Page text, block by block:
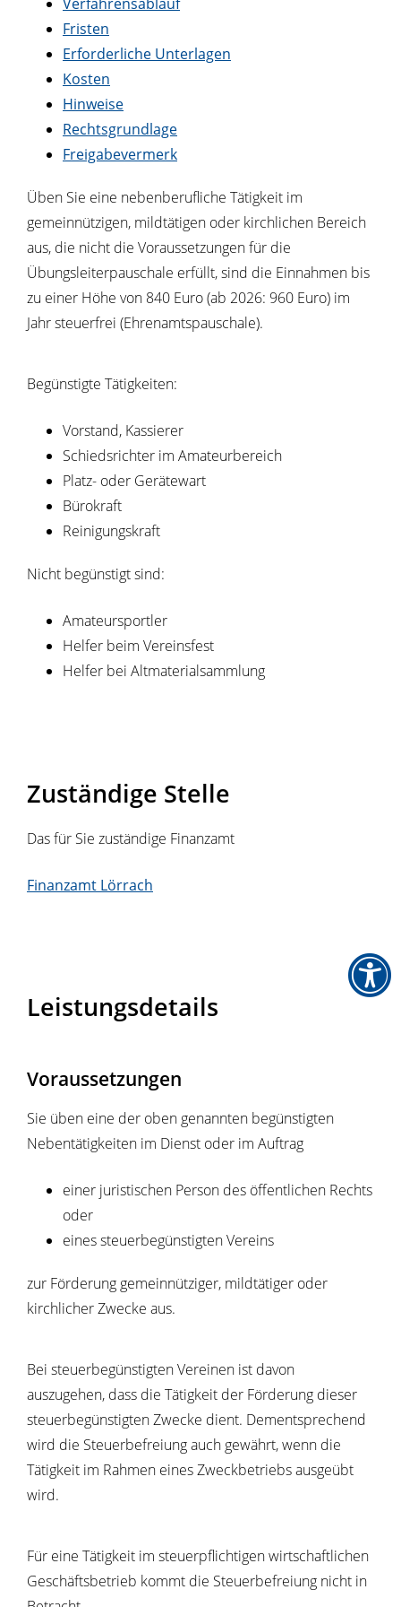
Fristen
Erforderliche Unterlagen
Kosten
Hinweise
Rechtsgrundlage
Freigabevermerk
Üben Sie eine nebenberufliche Tätigkeit im
gemeinnützigen, mildtätigen oder kirchlichen Bereich
aus, die nicht die Voraussetzungen für die
Übungsleiterpauschale erfüllt, sind die Einnahmen bis
zu einer Höhe von 840 Euro (ab 2026: 960 Euro) im
Jahr steuerfrei (Ehrenamtspauschale).
Begünstigte Tätigkeiten:
Vorstand, Kassierer
Schiedsrichter im Amateurbereich
Platz- oder Gerätewart
Bürokraft
Reinigungskraft
Nicht begünstigt sind:
Amateursportler
Helfer beim Vereinsfest
Helfer bei Altmaterialsammlung
Zuständige Stelle
Das für Sie zuständige Finanzamt
Finanzamt Lörrach
Leistungsdetails
Voraussetzungen
Sie üben eine der oben genannten begünstigten
Nebentätigkeiten im Dienst oder im Auftrag
einer juristischen Person des öffentlichen Rechts
oder
eines steuerbegünstigten Vereins
zur Förderung gemeinnütziger, mildtätiger oder
kirchlicher Zwecke aus.
Bei steuerbegünstigten Vereinen ist davon
auszugehen, dass die Tätigkeit der Förderung dieser
steuerbegünstigten Zwecke dient. Dementsprechend
wird die Steuerbefreiung auch gewährt, wenn die
Tätigkeit im Rahmen eines Zweckbetriebs ausgeübt
wird.
Für eine Tätigkeit im steuerpflichtigen wirtschaftlichen
Geschäftsbetrieb kommt die Steuerbefreiung nicht in